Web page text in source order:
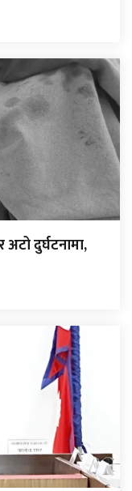
दुर्घटनामा,